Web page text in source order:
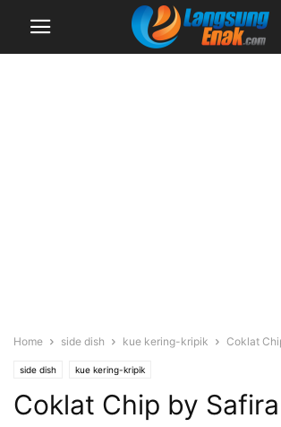
Home side dish kue kering-kripik Coklat
side dish kue kering-kripik
Coklat Chip by